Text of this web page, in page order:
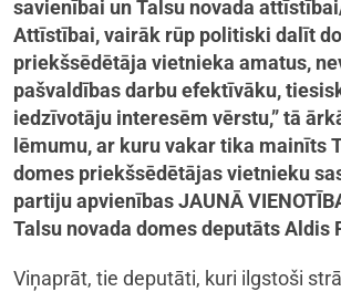
savienībai un Talsu novada
Attīstībai, vairāk rūp politiski dalīt
priekšsēdētāja vietnieka amatus,
pašvaldības darbu efektīvāku,
iedzīvotāju interesēm vērstu,” tā
lēmumu, ar kuru vakar tika mainīts
domes priekšsēdētājas vietnieku
partiju apvienības JAUNĀ
Talsu novada domes deputāts Aldis
Viņaprāt, tie deputāti, kuri ilgstoši